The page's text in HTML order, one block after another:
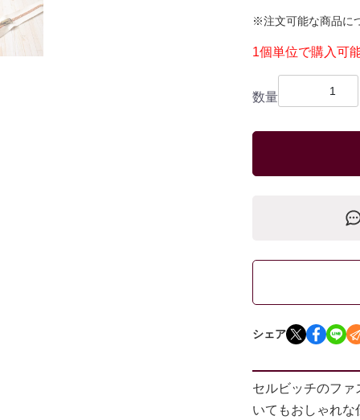
※注文可能な商品に
1個単位で購入可
数量
シェア
セルビッチのフ
いてもおしゃれな